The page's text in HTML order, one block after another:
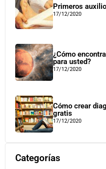
Primeros
17/12/2020
¿Cómo
para usted?
17/12/2020
Cómo crear
gratis
17/12/2020
Categorías